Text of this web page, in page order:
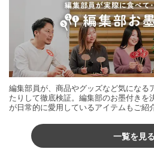
編集部員が、商品やグッズなど気になる
たりして徹底検証。編集部のお墨付きを
が日常的に愛用しているアイテムもご紹
一覧を見る